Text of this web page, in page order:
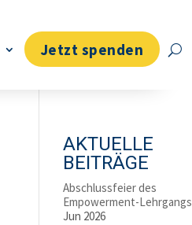
Jetzt spenden
AKTUELLE
BEITRÄGE
Abschlussfeier des
Empowerment-Lehrgangs
Jun 2026